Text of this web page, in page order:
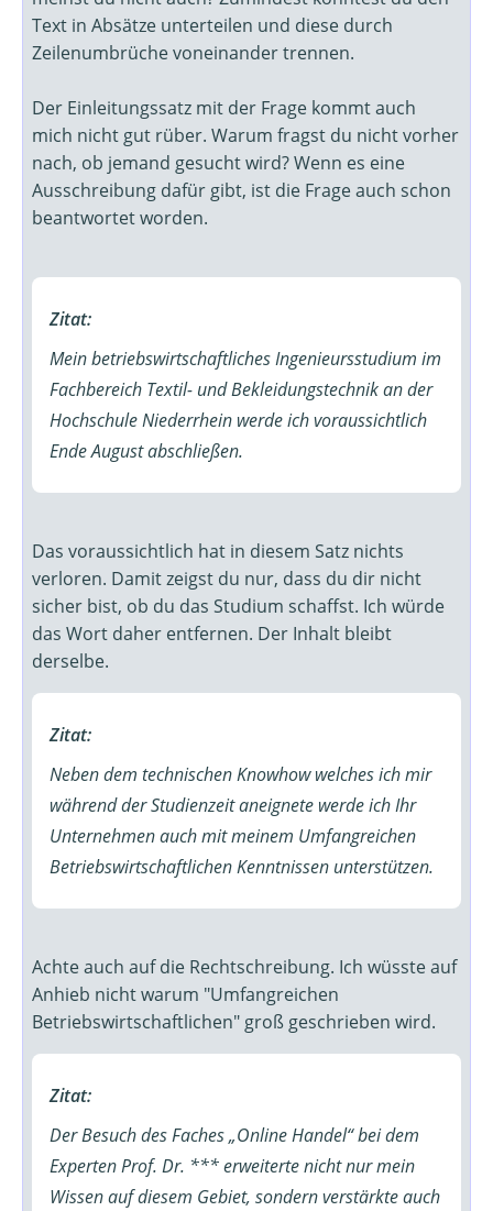
Text in Absätze unterteilen und diese durch
Zeilenumbrüche voneinander trennen.
Der Einleitungssatz mit der Frage kommt auch
mich nicht gut rüber. Warum fragst du nicht vorher
nach, ob jemand gesucht wird? Wenn es eine
Ausschreibung dafür gibt, ist die Frage auch schon
beantwortet worden.
Zitat:
Mein betriebswirtschaftliches Ingenieursstudium im
Fachbereich Textil- und Bekleidungstechnik an der
Hochschule Niederrhein werde ich voraussichtlich
Ende August abschließen.
Das voraussichtlich hat in diesem Satz nichts
verloren. Damit zeigst du nur, dass du dir nicht
sicher bist, ob du das Studium schaffst. Ich würde
das Wort daher entfernen. Der Inhalt bleibt
derselbe.
Zitat:
Neben dem technischen Knowhow welches ich mir
während der Studienzeit aneignete werde ich Ihr
Unternehmen auch mit meinem Umfangreichen
Betriebswirtschaftlichen Kenntnissen unterstützen.
Achte auch auf die Rechtschreibung. Ich wüsste auf
Anhieb nicht warum "Umfangreichen
Betriebswirtschaftlichen" groß geschrieben wird.
Zitat:
Der Besuch des Faches „Online Handel“ bei dem
Experten Prof. Dr. *** erweiterte nicht nur mein
Wissen auf diesem Gebiet, sondern verstärkte auch